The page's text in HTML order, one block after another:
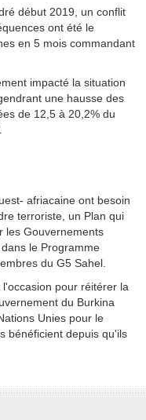
début 2019, un conflit
ont été le
en 5 mois commandant
impacté la situation
une hausse des
de 12,5 à 20,2% du
afriacaine ont besoin
terroriste, un Plan qui
les Gouvernements
le Programme
du G5 Sahel.
pour réitérer la
du Burkina
Unies pour le
bénéficient depuis qu'ils